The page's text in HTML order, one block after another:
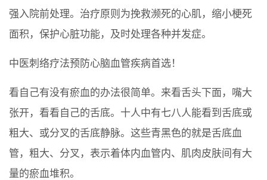
强入院前处理。治疗原则为挽救濒死的心肌，缩小梗死
面积，保护心脏功能，及时处理各种并发症。
中医刺络疗法预防心脑血管疾病首选！
看自己有没有瘀血的办法很简单。来看舌头下面，嘴大
张开，看看自己的舌底。十人中有七八人能看到舌底或
粗大、或分叉的舌底静脉。这些青黑色的就是舌底血
管，粗大、分叉，表示着体内血管内、肌肉皮肤间有大
量的瘀血堆积。